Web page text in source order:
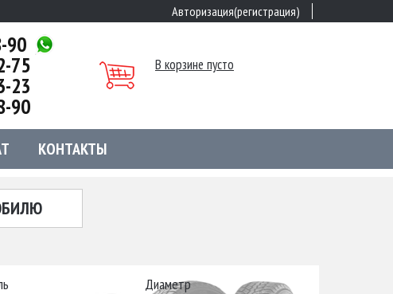
Авторизация(регистрация)
90
75
23
90
В корзине пусто
КОНТАКТЫ
Диаметр